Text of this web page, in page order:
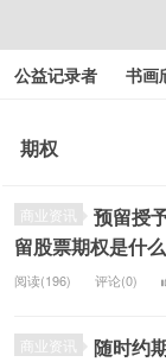
公益记录者 书画
期权
商业资讯
预留授
留股票期权是什么
阅读(196) 评论(0)
商业资讯
随时约